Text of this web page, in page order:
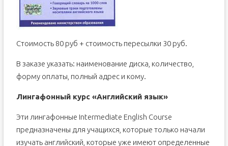
Стоимость 80 руб + стоимость пересылки 30 руб.
В заказе указать: наименование диска, количество,
форму оплаты, полный адрес и кому.
Лингафонный курс «Английский язык»
Эти лингафонные Intermediate English Course
предназначены для учащихся, которые только начали
изучать английский, которые уже имеют определенные